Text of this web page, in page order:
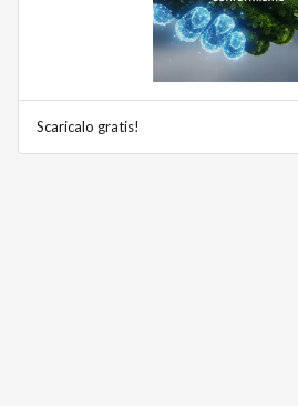
Scaricalo gratis!